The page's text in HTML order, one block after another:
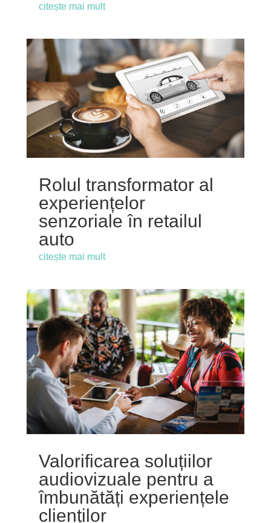
citește mai mult
Rolul transformator al
experiențelor
senzoriale în retailul
auto
citește mai mult
Valorificarea soluțiilor
audiovizuale pentru a
îmbunătăți experiențele
clienților